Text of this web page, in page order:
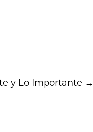
y Lo Importante →